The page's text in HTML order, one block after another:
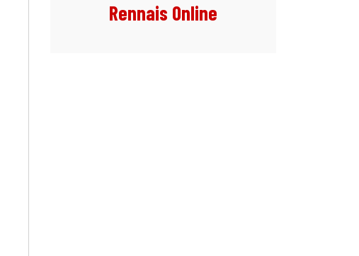
Rennais Online